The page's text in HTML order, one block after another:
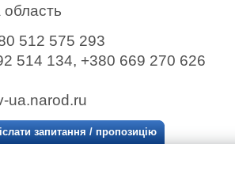
область
512 575 293
514 134, +380 669 270 626
ua.narod.ru
запитання / пропозицію